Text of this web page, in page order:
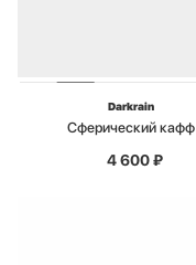
Darkrain
Cферический кафф
4 600₽